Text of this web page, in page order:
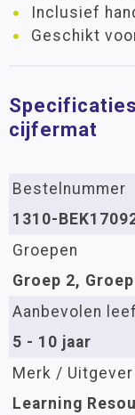
Inclusief
Geschikt
cijfermat
Bestelnummer
1310-
Groepen
Groep 2,
Aanbevolen
5 - 10 jaar
Merk / Uitgever
Learning